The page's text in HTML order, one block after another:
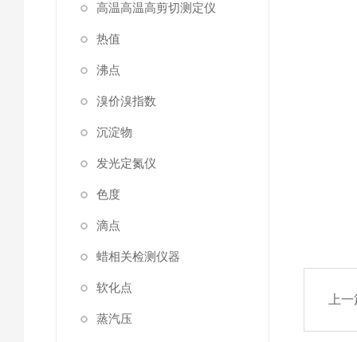
高温高温高剪切测定仪
热值
沸点
溴价溴指数
沉淀物
发光定氮仪
色度
滴点
蜡相关检测仪器
软化点
蒸汽压
上